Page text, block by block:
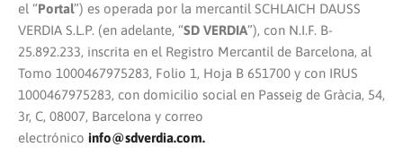
el “Portal”) es operada por la mercantil SCHLAICH DAUSS
VERDIA S.L.P. (en adelante, “SD VERDIA”), con N.I.F. B-
25.892.233, inscrita en el Registro Mercantil de Barcelona, al
Tomo 1000467975283, Folio 1, Hoja B 651700 y con IRUS
1000467975283, con domicilio social en Passeig de Gràcia, 54,
3r, C, 08007, Barcelona y correo
electrónico info@sdverdia.com.